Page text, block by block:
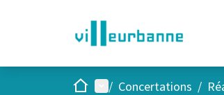
AccueilMenu principal
/ Concertations /